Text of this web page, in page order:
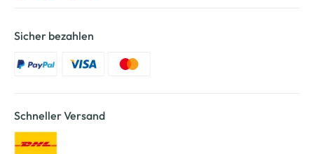
Sicher bezahlen
Schneller Versand